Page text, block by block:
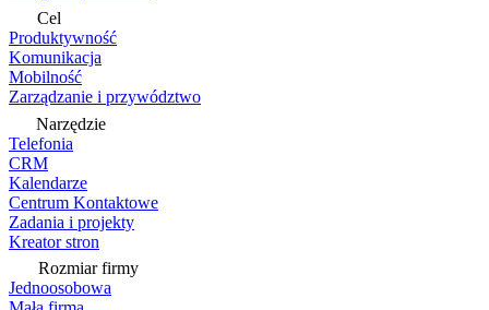
Cel
Produktywność
Komunikacja
Mobilność
Zarządzanie i przywództwo
Narzędzie
Telefonia
CRM
Kalendarze
Centrum Kontaktowe
Zadania i projekty
Kreator stron
Rozmiar firmy
Jednoosobowa